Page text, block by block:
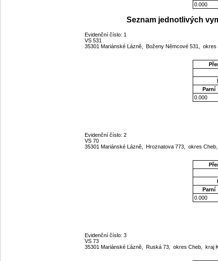
0.000
Seznam jednotlivých
Evidenční číslo: 1
VS 531
35301 Mariánské Lázně, Boženy Němcové 531,
Parní
0.000
Evidenční číslo: 2
VS 70
35301 Mariánské Lázně, Hroznatova 773, okres
Parní
0.000
Evidenční číslo: 3
VS 73
35301 Mariánské Lázně, Ruská 73, okres Cheb, kraj